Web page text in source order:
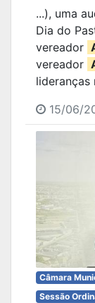
...), uma
Dia do
vereador
vereador
lideranças
15/06/
Câmara
Sessão